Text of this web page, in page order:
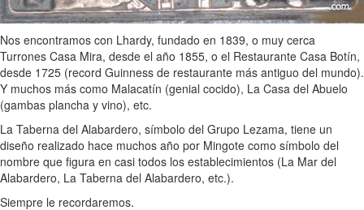
Nos encontramos con Lhardy, fundado en 1839, o muy cerca
Turrones Casa Mira, desde el año 1855, o el Restaurante Casa Botín,
desde 1725 (record Guinness de restaurante más antiguo del mundo).
Y muchos más como Malacatín (genial cocido), La Casa del Abuelo
(gambas plancha y vino), etc.
La Taberna del Alabardero, símbolo del Grupo Lezama, tiene un
diseño realizado hace muchos año por Mingote como símbolo del
nombre que figura en casi todos los establecimientos (La Mar del
Alabardero, La Taberna del Alabardero, etc.).
Siempre le recordaremos.